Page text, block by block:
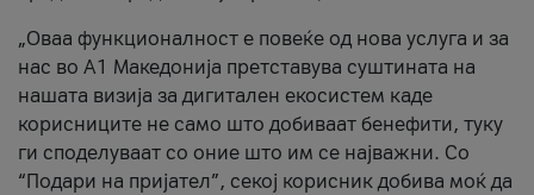
„Оваа функционалност е повеќе од нова услуга и за
нас во А1 Македонија претставува суштината на
нашата визија за дигитален екосистем каде
корисниците не само што добиваат бенефити, туку
ги споделуваат со оние што им се најважни. Со
“Подари на пријател”, секој корисник добива моќ да